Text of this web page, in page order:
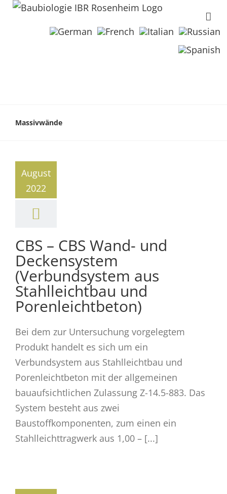
Massivwände
August
2022
CBS – CBS Wand- und
Deckensystem
(Verbundsystem aus
Stahlleichtbau und
Porenleichtbeton)
Bei dem zur Untersuchung vorgelegtem
Produkt handelt es sich um ein
Verbundsystem aus Stahlleichtbau und
Porenleichtbeton mit der allgemeinen
bauaufsichtlichen Zulassung Z-14.5-883. Das
System besteht aus zwei
Baustoffkomponenten, zum einen ein
Stahlleichttragwerk aus 1,00 – [...]